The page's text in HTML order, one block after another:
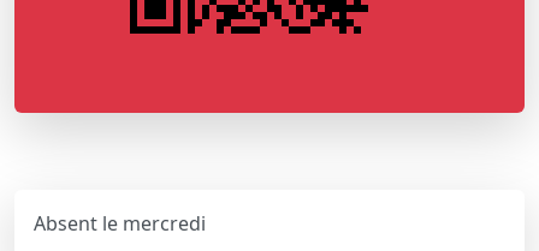
Absent le mercredi